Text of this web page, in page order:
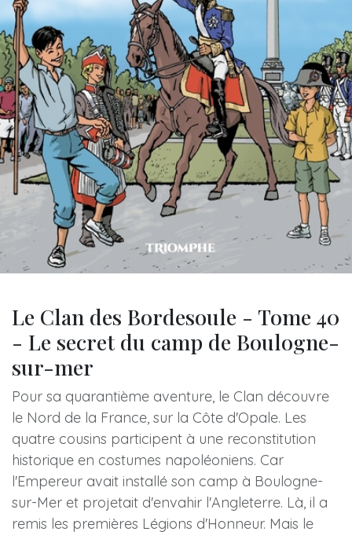
Le Clan des Bordesoule - Tome 40
- Le secret du camp de Boulogne-
sur-mer
Pour sa quarantième aventure, le Clan découvre
le Nord de la France, sur la Côte d'Opale. Les
quatre cousins participent à une reconstitution
historique en costumes napoléoniens. Car
l'Empereur avait installé son camp à Boulogne-
sur-Mer et projetait d'envahir l'Angleterre. Là, il a
remis les premières Légions d'Honneur. Mais le